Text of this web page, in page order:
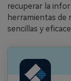
recuperar la
herramientas de
sencillas y